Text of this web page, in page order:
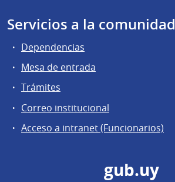
Servicios a la comunidad
Dependencias
Mesa de entrada
Trámites
Correo institucional
Acceso a intranet (Funcionarios)
gub.uy